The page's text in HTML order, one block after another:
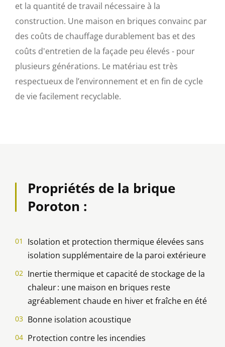
et la quantité de travail nécessaire à la
construction. Une maison en briques convainc par
des coûts de chauffage durablement bas et des
coûts d'entretien de la façade peu élevés - pour
plusieurs générations. Le matériau est très
respectueux de l’environnement et en fin de cycle
de vie facilement recyclable.
Propriétés de la brique
Poroton :
Isolation et protection thermique élevées sans
isolation supplémentaire de la paroi extérieure
Inertie thermique et capacité de stockage de la
chaleur : une maison en briques reste
agréablement chaude en hiver et fraîche en été
Bonne isolation acoustique
Protection contre les incendies